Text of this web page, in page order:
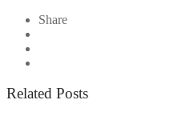
Share
Related Posts